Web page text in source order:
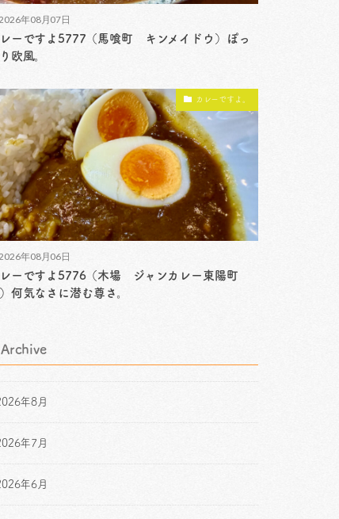
年08月07日
ーですよ5777（馬喰町 キンメイドウ）ぽっ
欧風。
カレーですよ。
年08月06日
ーですよ5776（木場 ジャンカレー東陽町
何気なさに潜む尊さ。
Archive
年8月
年7月
年6月